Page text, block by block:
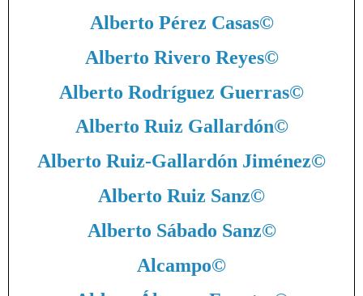
Alberto Pérez Casas©
Alberto Rivero Reyes©
Alberto Rodríguez Guerras©
Alberto Ruiz Gallardón©
Alberto Ruiz-Gallardón Jiménez©
Alberto Ruiz Sanz©
Alberto Sábado Sanz©
Alcampo©